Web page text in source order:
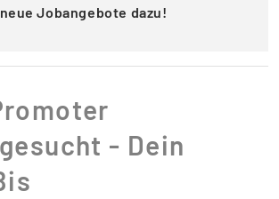
Jobangebote dazu!
- Dein